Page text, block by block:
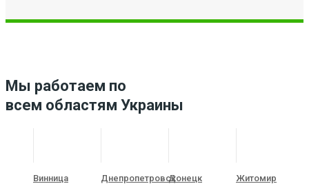
Мы работаем по
всем областям Украины
Винница ДнепропетровскДонецк Житомир